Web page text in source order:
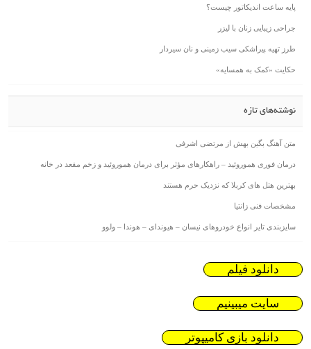
پایه ساعت اندیکاتور چیست؟
جراحی زیبایی زنان با لیزر
طرز تهیه پیراشکی سیب زمینی و نان سیردار
حکایت «کمک به همسایه»
نوشته‌های تازه
متن آهنگ بگین بهش از مرتضی اشرفی
درمان فوری هموروئید – راهکارهای مؤثر برای درمان هموروئید و زخم مقعد در خانه
بهترین هتل های کربلا که نزدیک حرم هستند
مشخصات فنی زانتیا
سایزبندی تایر انواع خودروهای نیسان – هیوندای – هوندا – ولوو
دانلود فیلم
سایت میبینیم
دانلود بازی کامیپوتر